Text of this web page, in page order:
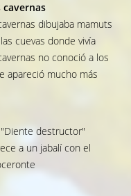
cavernas
dibujaba mamuts
cuevas donde vivía
no conoció a los
apareció mucho más
destructor"
a un jabalí con el